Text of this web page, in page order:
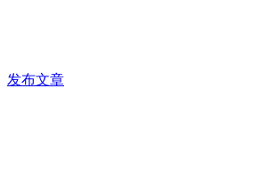
发布文章